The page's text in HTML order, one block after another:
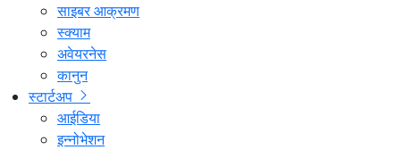
साइबर आक्रमण
स्क्याम
अवेयरनेस
कानुन
स्टार्टअप
आईडिया
इन्नोभेशन